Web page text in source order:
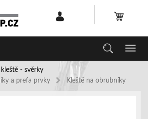
Toggle
- svěrky
a prefa prvky
Kleště na obrubníky